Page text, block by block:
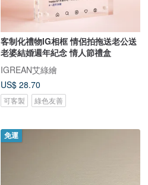
客制化禮物IG相框 情侶拍拖送老公送
老婆結婚週年紀念 情人節禮盒
IGREAN艾綠繪
US$ 28.70
可客製 綠色友善
免運